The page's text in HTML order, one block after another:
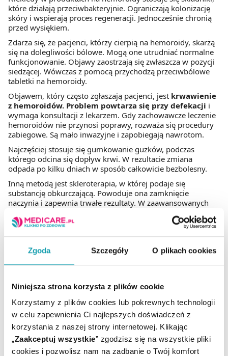
Zgoda Szczegóły O plikach cookies
Niniejsza strona korzysta z plików cookie
Korzystamy z plików cookies lub pokrewnych technologii
w celu zapewnienia Ci najlepszych doświadczeń z
korzystania z naszej strony internetowej. Klikając
„Zaakceptuj wszystkie” zgodzisz się na wszystkie pliki
cookies i pozwolisz nam na zadbanie o Twój komfort
które działają przeciwbakteryjnie. Ograniczają kolonizację
skóry i wspierają proces regeneracji. Jednocześnie chronią
przed wysiękiem.
Zdarza się, że pacjenci, którzy cierpią na hemoroidy, skarżą
się na dolegliwości bólowe. Mogą one utrudniać normalne
funkcjonowanie. Objawy zaostrzają się zwłaszcza w pozycji
siedzącej. Wówczas z pomocą przychodzą przeciwbólowe
tabletki na hemoroidy.
Objawem, który często zgłaszają pacjenci, jest krwawienie
z hemoroidów. Problem powtarza się przy defekacji i
wymaga konsultacji z lekarzem. Gdy zachowawcze leczenie
hemoroidów nie przynosi poprawy, rozważa się procedury
zabiegowe. Są mało inwazyjne i zapobiegają nawrotom.
Najczęściej stosuje się gumkowanie guzków, podczas
którego odcina się dopływ krwi. W rezultacie zmiana
odpada po kilku dniach w sposób całkowicie bezbolesny.
Inną metodą jest skleroterapia, w której podaje się
substancję obkurczającą. Powoduje ona zamknięcie
naczynia i zapewnia trwałe rezultaty. W zaawansowanych
chirurgiczne. Duże guzki usuwa się mechanicznie, a zabieg
Hemoroidy – dokuczliwe objawy
Na skutek nadmiernego gromadzenia się krwi w guzkach
krwawniczych w okolicach odbytu, dochodzi do ich
naciągnięcia i dużego dyskomfortu podczas wizyt w
toalecie. Zalegająca krew prowadzi do wytworzenia się
stanu zapalnego, co daje szereg nieprzyjemnych objawów.
Do początkowych symptomów choroby należą świąd i
pojawienie się sączącej się wydzieliny. W kolejnym etapie